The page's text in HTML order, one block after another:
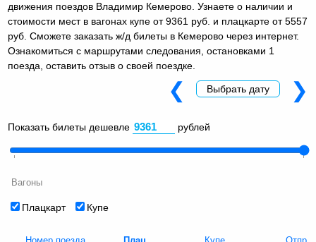
движения поездов Владимир Кемерово. Узнаете о наличии и
стоимости мест в вагонах купе от 9361 руб. и плацкарте от 5557
руб. Сможете заказать ж/д билеты в Кемерово через интернет.
Ознакомиться с маршрутами следования, остановками 1
поезда, оставить отзыв о своей поездке.
Показать билеты дешевле рублей
Вагоны
Плацкарт Купе
❮ Выбрать дату ❯